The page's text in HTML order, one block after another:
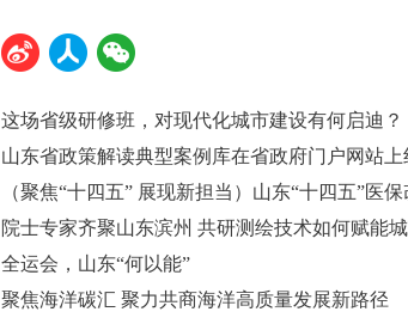
这场省级研修班，对现代化城市建设有何启迪？
山东省政策解读典型案例库在省政府门户网站上
院士专家齐聚山东滨州 共研测绘技术如何赋能
全运会，山东“何以能”
聚焦海洋碳汇 聚力共商海洋高质量发展新路径